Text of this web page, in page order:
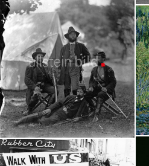
Granger Collection
Amerikanischer Bürgerkrieg
Granger Collection